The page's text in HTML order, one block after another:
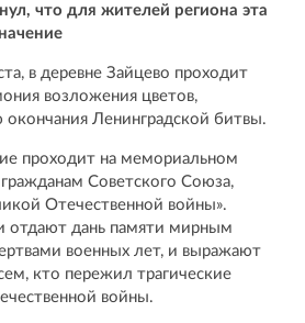
что для жителей региона эта
в деревне Зайцево проходит
возложения цветов,
Ленинградской битвы.
проходит на мемориальном
Советского Союза,
Отечественной войны».
отдают дань памяти мирным
военных лет, и выражают
кто пережил трагические
войны.